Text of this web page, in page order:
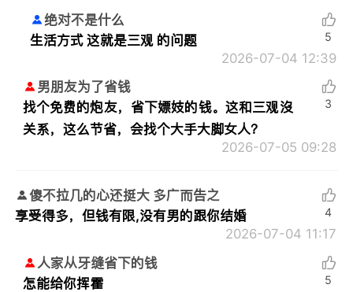
绝对不是什么
生活方式 这就是三观 的问题
2026-07-04 12:39
5
男朋友为了省钱
找个免费的炮友，省下嫖妓的钱。这和三观沒
关系，这么节省，会找个大手大脚女人？
2026-07-05 09:28
3
傻不拉几的心还挺大 多广而告之
享受得多，但钱有限,没有男的跟你结婚
2026-07-04 11:17
4
人家从牙缝省下的钱
怎能给你挥霍
5